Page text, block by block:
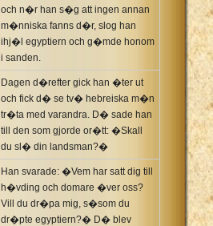
och n�r han s�g att ingen annan
m�nniska fanns d�r, slog han
ihj�l egyptiern och g�mde honom
i sanden.
Dagen d�refter gick han �ter ut
och fick d� se tv� hebreiska m�n
tr�ta med varandra. D� sade han
till den som gjorde or�tt: �Skall
du sl� din landsman?�
Han svarade: �Vem har satt dig till
h�vding och domare �ver oss?
Vill du dr�pa mig, s�som du
dr�pte egyptiern?� D� blev